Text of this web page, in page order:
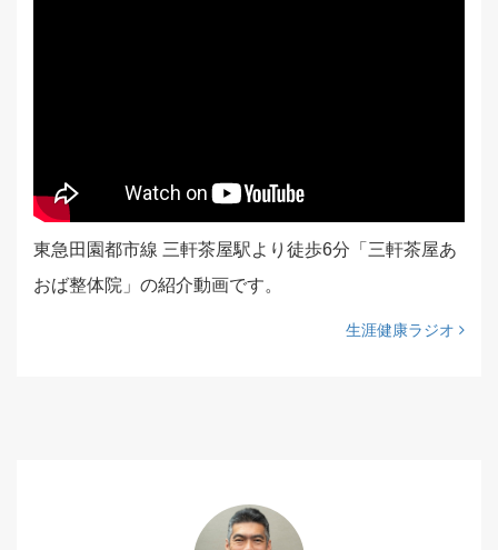
東急田園都市線 三軒茶屋駅より徒歩6分「三軒茶屋あ
おば整体院」の紹介動画です。
生涯健康ラジオ